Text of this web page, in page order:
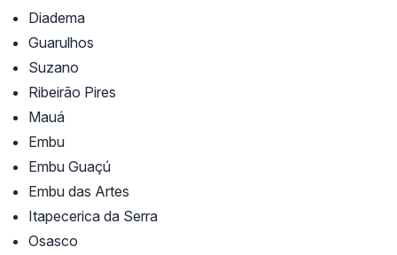
Diadema
Guarulhos
Suzano
Ribeirão Pires
Mauá
Embu
Embu Guaçú
Embu das Artes
Itapecerica da Serra
Osasco